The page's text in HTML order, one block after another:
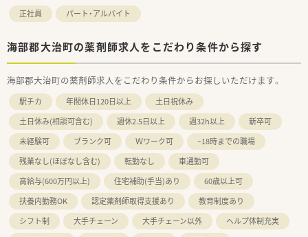
正社員 パート・アルバイト
海部郡大治町の薬剤師求人をこだわり条件から探す
海部郡大治町の薬剤師求人をこだわり条件からお探しいただけます。
駅チカ 年間休日120日以上
土日祝休み
土日休み(相談可含む)
週休2.5日以上 週32h以上
新卒可
未経験可
ブランク可 Ｗワーク可
~18時までの職場
残業なし(ほぼなし含む)
転勤なし
車通勤可
高給与(600万円以上)
住宅補助(手当)あり
60歳以上可
扶養内勤務OK
認定薬剤師取得支援あり
教育制度あり
シフト制
大手チェーン 大手チェーン以外
ヘルプ体制充実